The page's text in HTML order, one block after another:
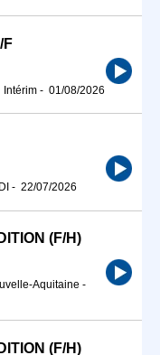
F
Intérim - 01/08/2026
- 22/07/2026
(F/H)
Aquitaine -
(F/H)